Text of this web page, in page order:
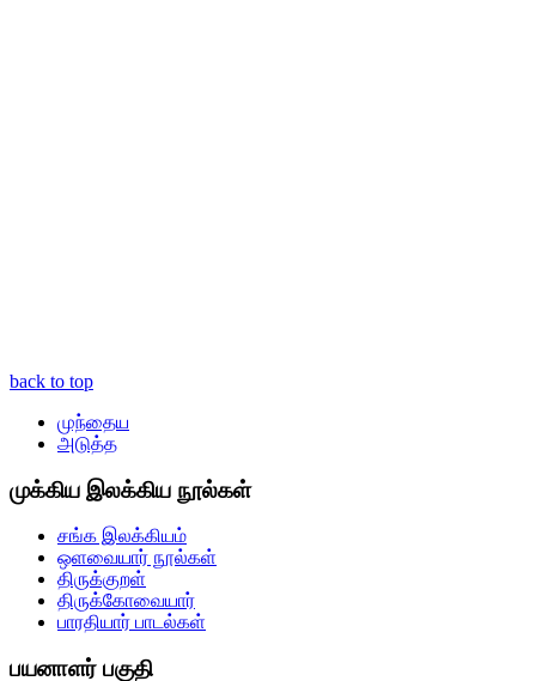
back to top
முந்தைய
அடுத்த
முக்கிய இலக்கிய நூல்கள்
சங்க இலக்கியம்
ஒளவையார் நூல்கள்
திருக்குறள்
திருக்கோவையார்
பாரதியார் பாடல்கள்
பயனாளர் பகுதி